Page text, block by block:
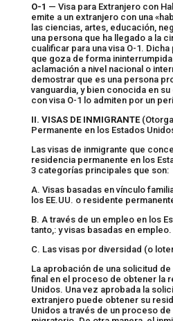
O-1 — Visa para Extranjero con
emite a un extranjero con una
las ciencias, artes, educación,
una persona que ha llegado a la
cualificar para una visa O-1.
que goza de forma
aclamación a nivel nacional o
demostrar que es una persona
vanguardia, y bien conocida en
con visa O-1 lo admiten por un
II. VISAS DE INMIGRANTE
Permanente en los Estados
Las visas de inmigrante que
residencia permanente en los
3 categorías principales que son:
A. Visas basadas en vínculo
los EE.UU. o residente
B. A través de un empleo en los
tanto,: y visas basadas en empleo.
C. Las visas por diversidad (o
La aprobación de una solicitud de
final en el proceso de obtener la
Unidos. Una vez aprobada la
extranjero puede obtener su
Unidos a través de un proceso